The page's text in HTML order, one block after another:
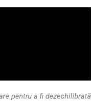
pentru a fi dezechilibrată